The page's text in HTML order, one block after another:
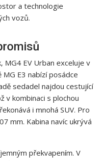
a technologie
vozů.
MG4 EV Urban exceluje v
E3 nabízí posádce
sedadel najdou cestující
v kombinaci s plochou
i mnohá SUV. Pro
mm. Kabina navíc ukrývá
překvapením. V